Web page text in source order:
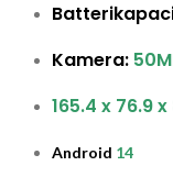
Kamera:
165.4 x 76.9
Android 14